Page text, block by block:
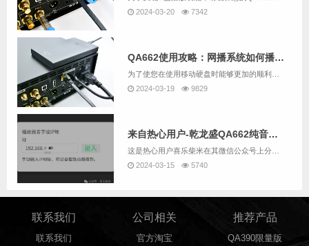
2024-03-20
7342
QA662使用攻略：网播系统如何播放移动硬盘中的音乐？
2024-03-19
9829
来自热心用户-乾龙盛QA662纯音播放器 网播部分的攻略（主要是NAS的挂载）
2024-03-15
5740
联系我们
联系我们
公司相关
官方淘宝
推荐产品
QA390限量版